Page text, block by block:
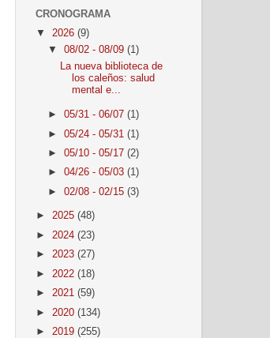
CRONOGRAMA
▼ 2026 (9)
▼08/02 - 08/09(1)
La nueva biblioteca de
los caleños: salud
mental e...
►05/31 - 06/07(1)
►05/24 - 05/31(1)
►05/10 - 05/17(2)
►04/26 - 05/03(1)
►02/08 - 02/15(3)
► 2025 (48)
► 2024 (23)
► 2023 (27)
► 2022 (18)
► 2021 (59)
► 2020 (134)
► 2019 (255)